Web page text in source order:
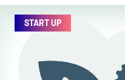
START UP